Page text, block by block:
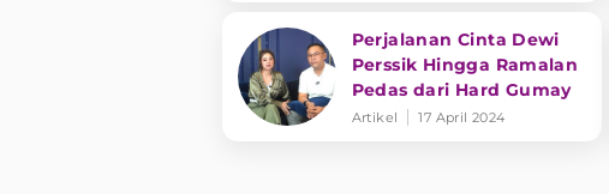
Perjalanan Cinta Dewi
Perssik Hingga Ramalan
Pedas dari Hard Gumay
Artikel 17 April 2024